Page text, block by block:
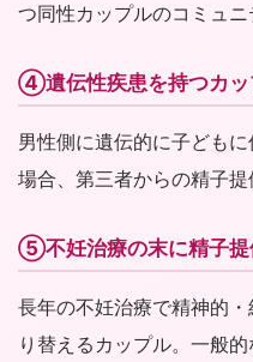
つ同性カップルのコミュニ
④遺伝性疾患を持つカッ
男性側に遺伝的に子ども
場合、第三者からの精子提
⑤不妊治療の末に精子提
長年の不妊治療で精神的
り替えるカップル。一般